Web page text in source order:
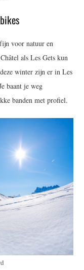
voor natuur en
als Les Gets kun
winter zijn er in Les
baant je weg
banden met profiel.